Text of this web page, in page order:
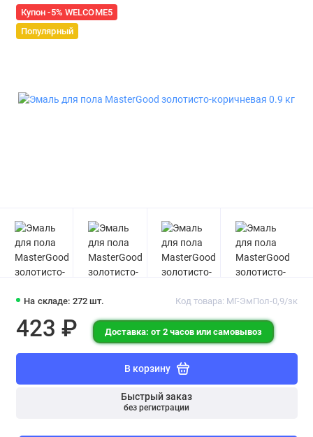
Купон -5% WELCOME5
Популярный
На складе: 272 шт. Код товара: МГ-ЭмПол-0,9/зк
423 ₽ Доставка: от 2 часов или самовывоз
В корзину
Быстрый заказ
без регистрации